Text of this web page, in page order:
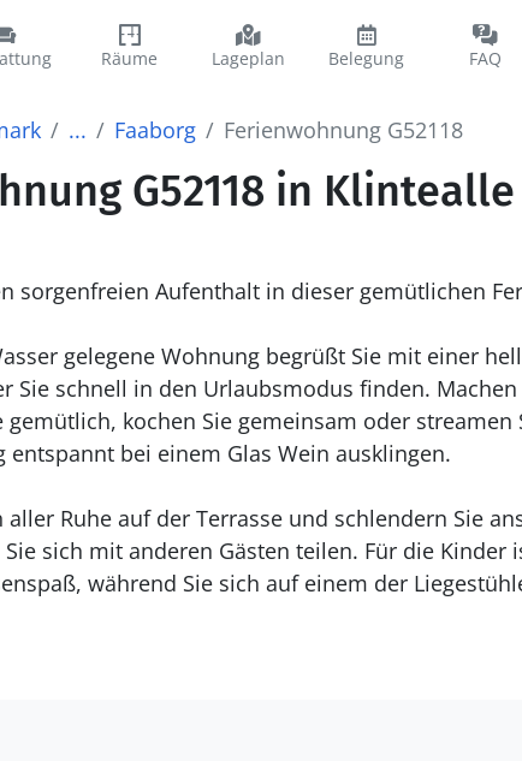
Räume Lageplan Belegung FAQ
... Faaborg Ferienwohnung G52118
G52118 in Klintealle
sorgenfreien Aufenthalt in dieser gemütlichen
gelegene Wohnung begrüßt Sie mit einer
Sie schnell in den Urlaubsmodus finden.
gemütlich, kochen Sie gemeinsam oder
entspannt bei einem Glas Wein ausklingen.
aller Ruhe auf der Terrasse und schlendern Sie
sich mit anderen Gästen teilen. Für die Kinder
während Sie sich auf einem der
Gassen und dem Hafen oder besuchen Sie